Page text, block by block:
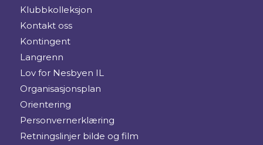
Klubbkolleksjon
Kontakt oss
Kontingent
Langrenn
Lov for Nesbyen IL
Organisasjonsplan
Orientering
Personvernerklæring
Retningslinjer bilde og film